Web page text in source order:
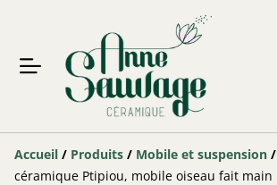
Accueil / Produits / Mobile et suspension /
céramique Ptipiou, mobile oiseau fait main